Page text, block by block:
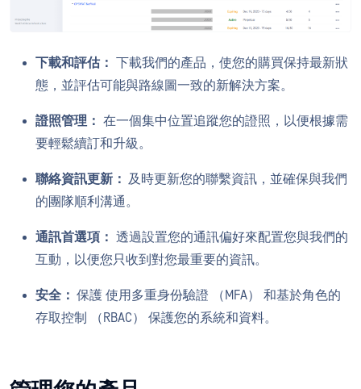
下載和評估：
下載我們的產品，使您的購買保持最新狀
態，並評估可能與路線圖一致的新解決方案。
證照管理： 在一個集中位置追蹤您的證照，以便根據需
要輕鬆續訂和升級。
聯絡資訊更新： 及時更新您的聯繫資訊，並確保與我們
的團隊順利溝通。
通訊首選項： 透過設置您的通訊偏好來配置您與我們的
互動，以便您只收到對您最重要的資訊。
安全： 保護 使用多重身份驗證 （MFA） 和基於角色的
存取控制 （RBAC） 保護您的系統和資料。